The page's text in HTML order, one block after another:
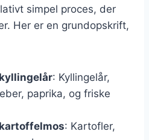
simpel proces, der
Her er en grundopskrift,
: Kyllingelår,
paprika, og friske
: Kartofler,